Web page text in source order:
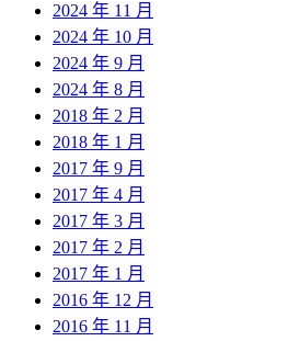
2024 年 11 月
2024 年 10 月
2024 年 9 月
2024 年 8 月
2018 年 2 月
2018 年 1 月
2017 年 9 月
2017 年 4 月
2017 年 3 月
2017 年 2 月
2017 年 1 月
2016 年 12 月
2016 年 11 月